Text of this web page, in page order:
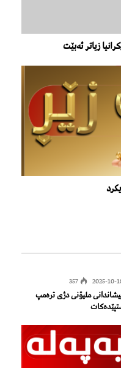
زیاتر ئەبێت
2025-10-
357
ملیۆنی دژی ترەمپ